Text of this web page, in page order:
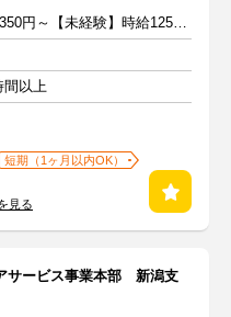
【経験者】時給1350円～【未経験】時給1250円～ ※交通費全額
間以上
短期（1ヶ月以内OK）
見る
サービス事業本部 新潟支